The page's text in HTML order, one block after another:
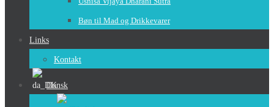
Bøn til Mad og Drikkevarer
Links
Kontakt
Dansk